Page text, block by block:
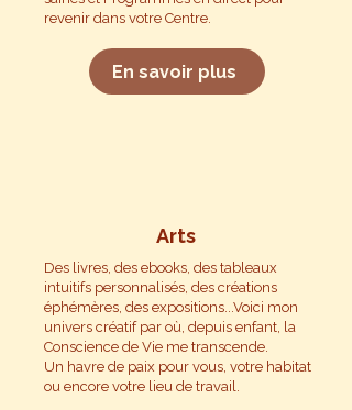
revenir dans votre Centre.
En savoir plus
Arts
Des livres, des ebooks, des tableaux
intuitifs personnalisés, des créations
éphémères, des expositions...Voici mon
univers créatif par où, depuis enfant, la
Conscience de Vie me transcende.
​Un havre de paix pour vous, votre habitat
ou encore votre lieu de travail.